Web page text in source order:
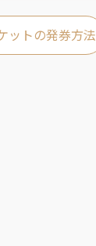
ットの発券方法